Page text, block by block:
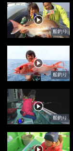
船釣り
船釣り
船釣り